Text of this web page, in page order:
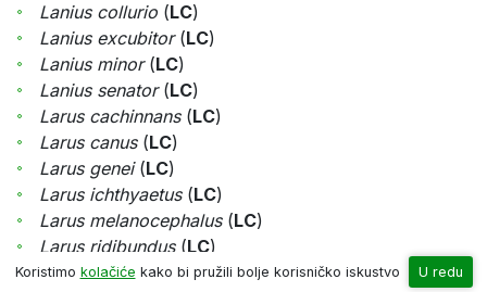
Lanius collurio (LC)
Lanius excubitor(LC)
Lanius minor(LC)
Lanius senator(LC)
Larus cachinnans(LC)
Larus canus(LC)
Larus genei(LC)
Larus ichthyaetus(LC)
Larus melanocephalus(LC)
Larus ridibundus(LC)
Lathyrus annuus (LC)
Koristimo kolačiće kako bi pružili bolje korisničko iskustvo U redu